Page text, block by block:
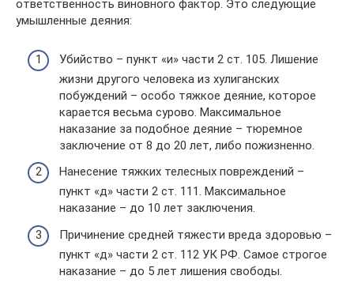
ответственность виновного фактор. Это следующие
умышленные деяния:
Убийство – пункт «и» части 2 ст. 105. Лишение
жизни другого человека из хулиганских
побуждений – особо тяжкое деяние, которое
карается весьма сурово. Максимальное
наказание за подобное деяние – тюремное
заключение от 8 до 20 лет, либо пожизненно.
Нанесение тяжких телесных повреждений –
пункт «д» части 2 ст. 111. Максимальное
наказание – до 10 лет заключения.
Причинение средней тяжести вреда здоровью –
пункт «д» части 2 ст. 112 УК РФ. Самое строгое
наказание – до 5 лет лишения свободы.